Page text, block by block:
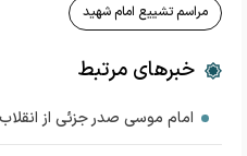
مراسم تشییع امام شهید
خبرهای مرتبط
امام موسی صدر جزئی از